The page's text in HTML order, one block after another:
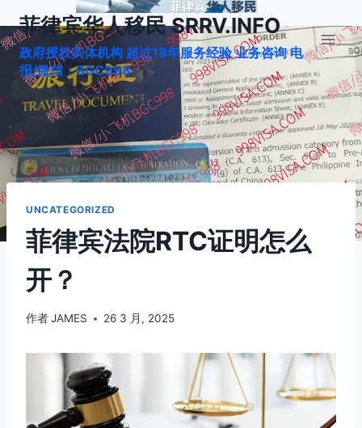
到
内
菲律宾华人移民 SRRV.INFO
政府授权实体机构 超过18年服务经验 业务咨询 电
报/微信：BGC998
UNCATEGORIZED
菲律宾法院RTC证明怎么
开？
作者JAMES 26 3 月, 2025